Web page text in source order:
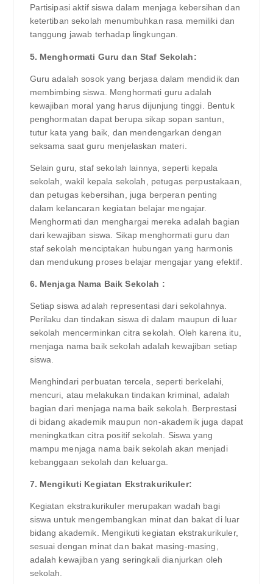
Partisipasi aktif siswa dalam menjaga kebersihan dan
ketertiban sekolah menumbuhkan rasa memiliki dan
tanggung jawab terhadap lingkungan.
5. Menghormati Guru dan Staf Sekolah:
Guru adalah sosok yang berjasa dalam mendidik dan
membimbing siswa. Menghormati guru adalah
kewajiban moral yang harus dijunjung tinggi. Bentuk
penghormatan dapat berupa sikap sopan santun,
tutur kata yang baik, dan mendengarkan dengan
seksama saat guru menjelaskan materi.
Selain guru, staf sekolah lainnya, seperti kepala
sekolah, wakil kepala sekolah, petugas perpustakaan,
dan petugas kebersihan, juga berperan penting
dalam kelancaran kegiatan belajar mengajar.
Menghormati dan menghargai mereka adalah bagian
dari kewajiban siswa. Sikap menghormati guru dan
staf sekolah menciptakan hubungan yang harmonis
dan mendukung proses belajar mengajar yang efektif.
6. Menjaga Nama Baik Sekolah :
Setiap siswa adalah representasi dari sekolahnya.
Perilaku dan tindakan siswa di dalam maupun di luar
sekolah mencerminkan citra sekolah. Oleh karena itu,
menjaga nama baik sekolah adalah kewajiban setiap
siswa.
Menghindari perbuatan tercela, seperti berkelahi,
mencuri, atau melakukan tindakan kriminal, adalah
bagian dari menjaga nama baik sekolah. Berprestasi
di bidang akademik maupun non-akademik juga dapat
meningkatkan citra positif sekolah. Siswa yang
mampu menjaga nama baik sekolah akan menjadi
kebanggaan sekolah dan keluarga.
7. Mengikuti Kegiatan Ekstrakurikuler:
Kegiatan ekstrakurikuler merupakan wadah bagi
siswa untuk mengembangkan minat dan bakat di luar
bidang akademik. Mengikuti kegiatan ekstrakurikuler,
sesuai dengan minat dan bakat masing-masing,
adalah kewajiban yang seringkali dianjurkan oleh
sekolah.